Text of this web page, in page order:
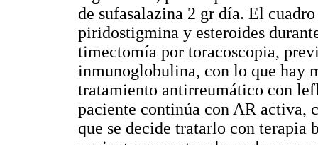
de sufasalazina 2 gr día. El
piridostigmina y esteroides
timectomía por toracoscopia,
inmunoglobulina, con lo que hay
tratamiento antirreumático con
paciente continúa con AR activa,
que se decide tratarlo con